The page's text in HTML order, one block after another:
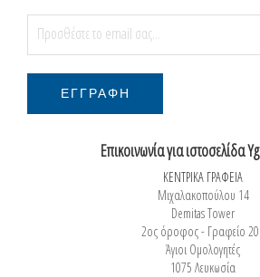
Επικοινωνία για ιστοσελίδα
ΚΕΝΤΡΙΚΑ ΓΡΑΦΕΙΑ
Μιχαλακοπούλου 14
Demitas Tower
2ος όροφος - Γραφείο
Άγιοι Ομολογητές
1075 Λευκωσία